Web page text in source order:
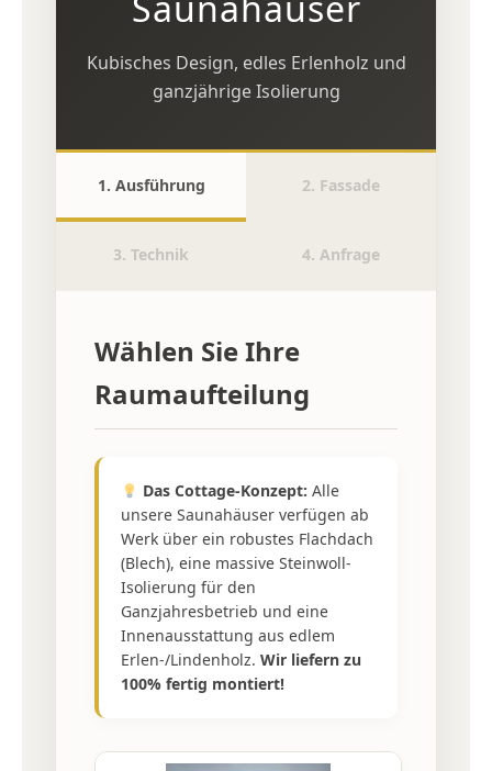
Kubisches Design, edles Erlenholz und
ganzjährige Isolierung
1. Ausführung 2. Fassade
3. Technik 4. Anfrage
Wählen Sie Ihre
Raumaufteilung
Das Cottage-Konzept: Alle
unsere Saunahäuser verfügen ab
Werk über ein robustes Flachdach
(Blech), eine massive Steinwoll-
Isolierung für den
Ganzjahresbetrieb und eine
Innenausstattung aus edlem
Erlen-/Lindenholz. Wir liefern zu
100% fertig montiert!